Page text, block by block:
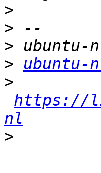
>
>
>
>
ubuntu-
>
https://
nl
>